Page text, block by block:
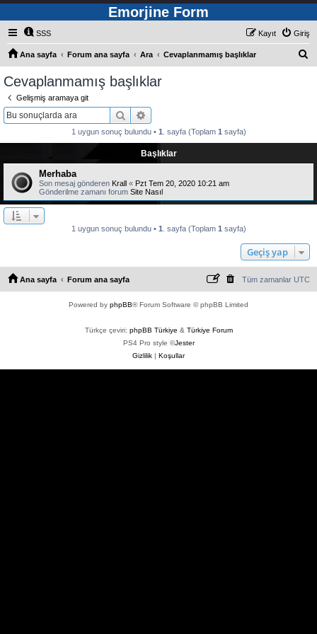
Emorjine Form
SSS Giriş
Kayıt
Ana sayfa Forum ana sayfa Ara Cevaplanmamış başlıklar
Cevaplanmamış başlıklar
Gelişmiş aramaya git
Ara
1 uygun sonuç bulundu • 1 . sayfa (Toplam 1 sayfa)
Başlıklar
Merhaba
Son mesaj gönderen Krall « Pzt Tem 20, 2020 10:21 am
Gönderilme zamanı forum Site Nasıl
1 uygun sonuç bulundu • 1 . sayfa (Toplam 1 sayfa)
Geçiş yap
Ana sayfa Forum ana sayfa Tüm zamanlar UTC
Powered by phpBB® Forum Software © phpBB Limited
Türkçe çeviri: phpBB Türkiye & Türkiye Forum
PS4 Pro style ©Jester
Gizlilik | Koşullar